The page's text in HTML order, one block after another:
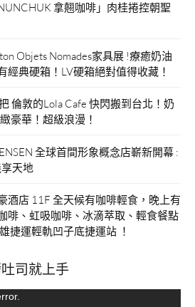
拿翹咖啡」肉桂捲控朝聖
Objets Nomades家具展 !療癒奶油
經典硬箱！LV硬箱絕對值得收藏！
倫敦的Lola Cafe 快閃搬到台北！奶
豪華！超級浪漫！
全球首間形象概念店嶄新開幕 :
天地
酒店 11F 全天候有咖啡輕食，晚上有
啡、虹吸咖啡、冰滴萃取、輕食餐點
捷運輕軌凹子底捷運站 ！
司就上手